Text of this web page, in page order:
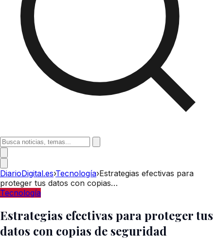
DiarioDigital.es›Tecnología›Estrategias efectivas para
proteger tus datos con copias…
Tecnología
Estrategias efectivas para proteger tus
datos con copias de seguridad